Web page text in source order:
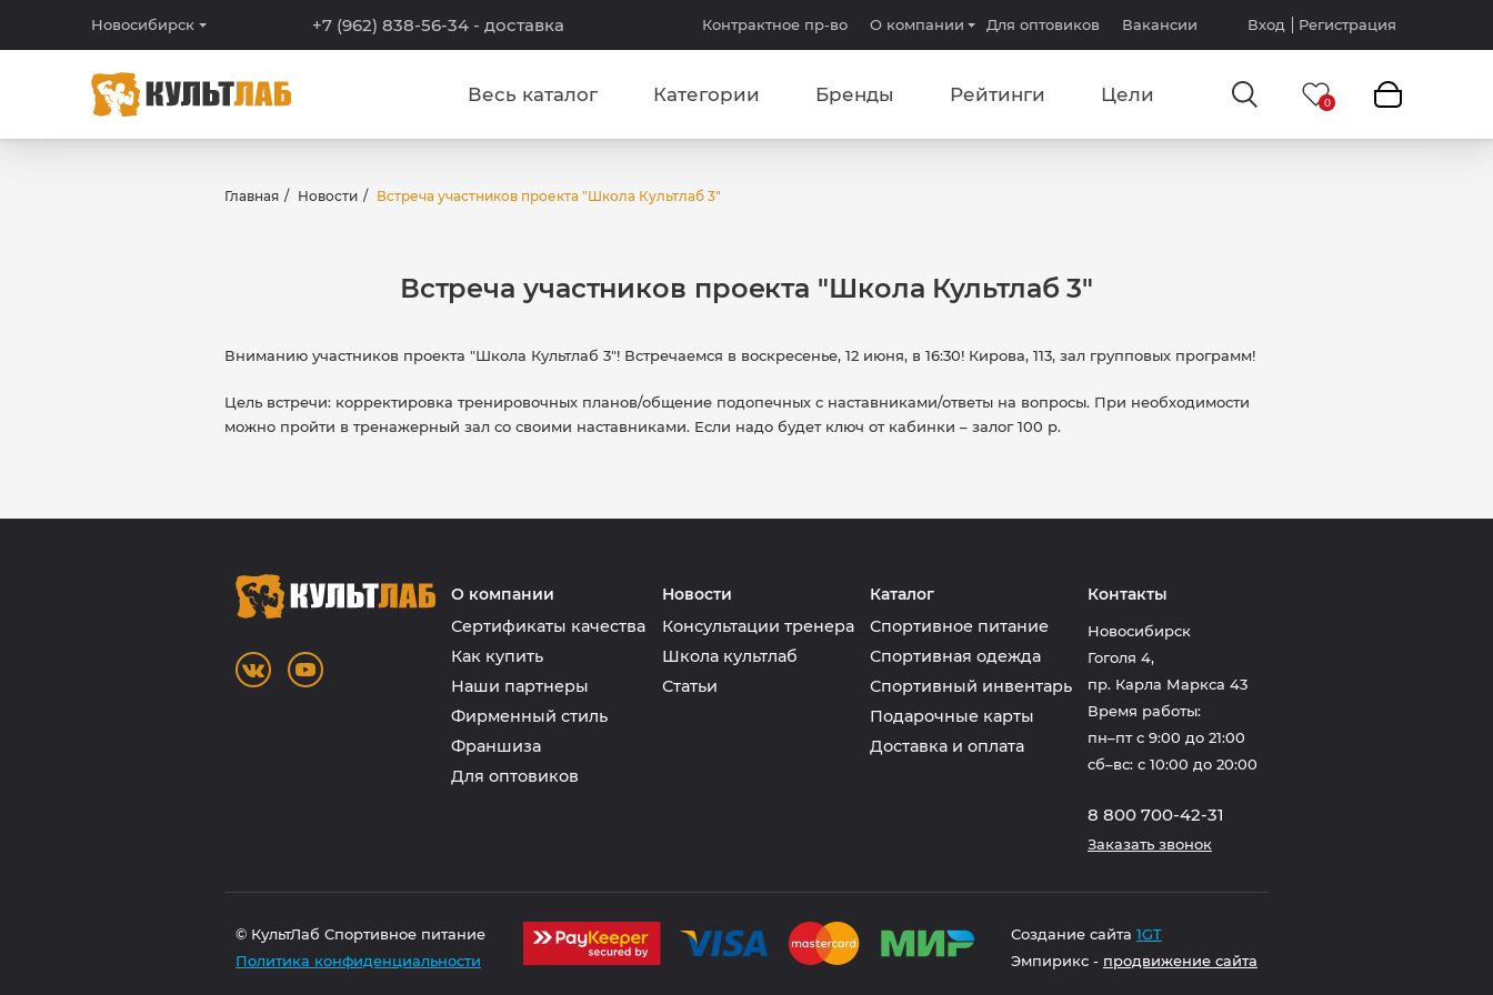
Новосибирск +7 (962) 838-56-34 - доставка Контрактное пр-во О компании Для оптовиков Вакансии Вход Регистрация
Весь каталог Категории Бренды Рейтинги Цели
Главная Новости Встреча участников проекта "Школа Культлаб 3"
Встреча участников проекта "Школа Культлаб 3"
Вниманию участников проекта "Школа Культлаб 3"! Встречаемся в воскресенье, 12 июня, в 16:30! Кирова, 113, зал групповых программ!
Цель встречи: корректировка тренировочных планов/общение подопечных с наставниками/ответы на вопросы. При необходимости
можно пройти в тренажерный зал со своими наставниками. Если надо будет ключ от кабинки – залог 100 р.
О компании
Сертификаты качества
Как купить
Наши партнеры
Фирменный стиль
Франшиза
Для оптовиков
Новости
Консультации тренера
Школа культлаб
Статьи
Каталог
Спортивное питание
Спортивная одежда
Спортивный инвентарь
Подарочные карты
Доставка и оплата
Контакты
Новосибирск
Гоголя 4,
пр. Карла Маркса 43
Время работы:
пн–пт с 9:00 до 21:00
сб–вс: с 10:00 до 20:00
8 800 700-42-31
Заказать звонок
© КультЛаб Спортивное питание
Политика конфиденциальности
Создание сайта 1GT
Эмпирикс - продвижение сайта